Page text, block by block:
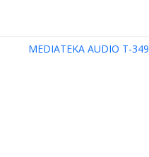
MEDIATEKA AUDIO T-349